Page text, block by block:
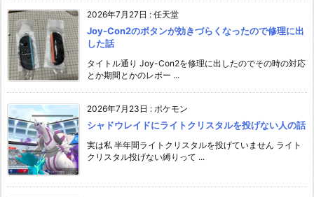
2026年7月27日 : 任天堂
Joy-Con2のボタンが効きづらくなったので修理に出
した話
タイトル通り Joy-Con2を修理に出したのでその時の対応
とか期間とかのレポー ...
2026年7月23日 : ポケモン
シャドウレイドにライトクリスタルを投げない人の話
実は私 半年間ライトクリスタルを投げていません ライト
クリスタル投げない縛りって ...